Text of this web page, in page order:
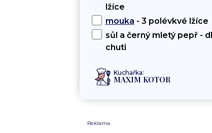
lžíce
mouka - 3 polévkvé lžíce
sůl a černý mletý pepř -
chuti
Kuchařka:
MAXIM KOTOR
Reklama